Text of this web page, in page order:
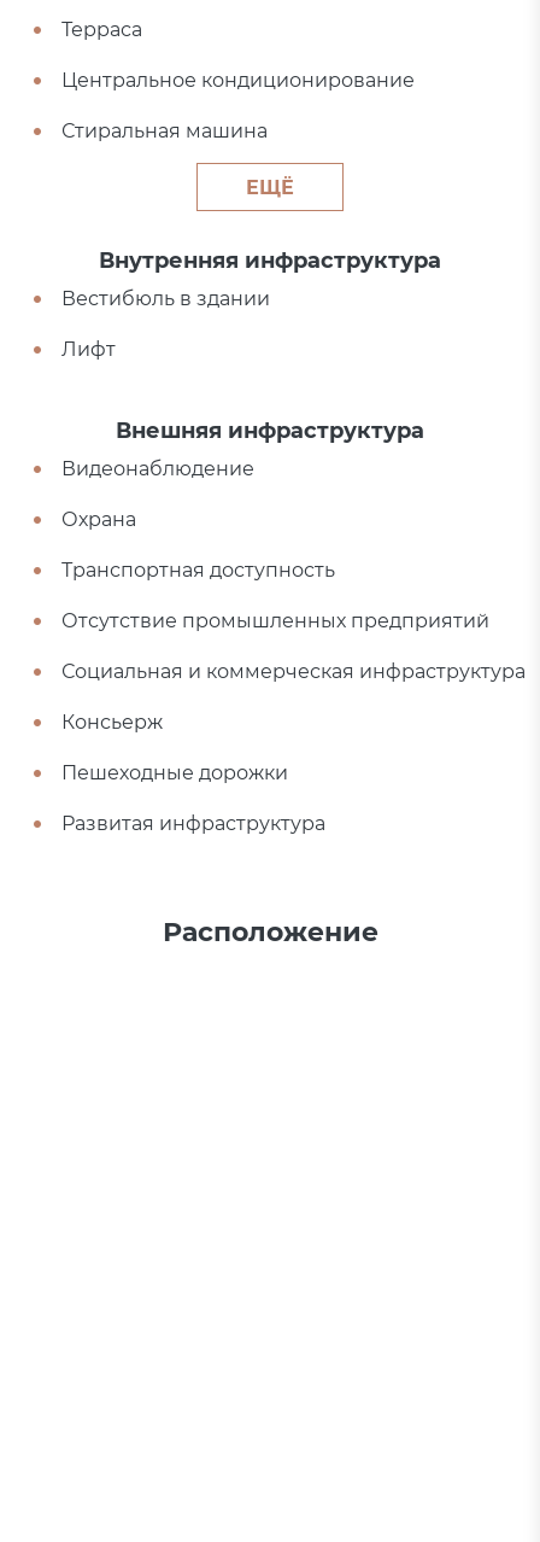
Терраса
Центральное кондиционирование
Стиральная машина
ЕЩЁ
Внутренняя инфраструктура
Вестибюль в здании
Лифт
Внешняя инфраструктура
Видеонаблюдение
Охрана
Транспортная доступность
Отсутствие промышленных предприятий
Социальная и коммерческая инфраструктура
Консьерж
Пешеходные дорожки
Развитая инфраструктура
Расположение